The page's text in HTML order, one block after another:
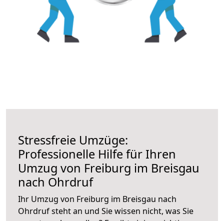
Stressfreie Umzüge:
Professionelle Hilfe für Ihren
Umzug von Freiburg im Breisgau
nach Ohrdruf
Ihr Umzug von Freiburg im Breisgau nach
Ohrdruf steht an und Sie wissen nicht, was Sie